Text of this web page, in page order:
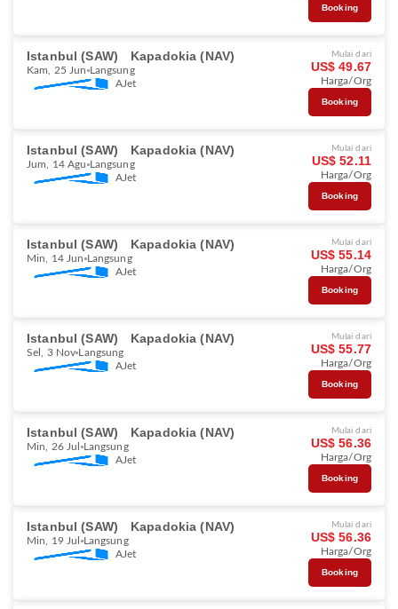
Booking
Istanbul (SAW) Kapadokia (NAV)
Kam, 25 Jun Langsung
AJet
Mulai dari
US$ 49.67
Harga/Org
Booking
Istanbul (SAW) Kapadokia (NAV)
Jum, 14 Agu Langsung
AJet
Mulai dari
US$ 52.11
Harga/Org
Booking
Istanbul (SAW) Kapadokia (NAV)
Min, 14 Jun Langsung
AJet
Mulai dari
US$ 55.14
Harga/Org
Booking
Istanbul (SAW) Kapadokia (NAV)
Sel, 3 Nov Langsung
AJet
Mulai dari
US$ 55.77
Harga/Org
Booking
Istanbul (SAW) Kapadokia (NAV)
Min, 26 Jul
Langsung
AJet
Mulai dari
US$ 56.36
Harga/Org
Booking
Istanbul (SAW) Kapadokia (NAV)
Min, 19 Jul
Langsung
AJet
Mulai dari
US$ 56.36
Harga/Org
Booking